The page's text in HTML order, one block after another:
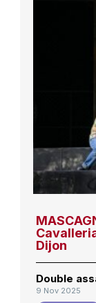
Dijon
Double
9 Nov 2025